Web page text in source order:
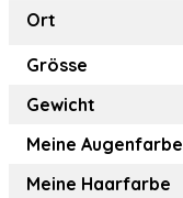
Ort
Grösse
Gewicht
Meine Augenfarbe
Meine Haarfarbe